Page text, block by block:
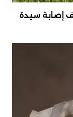
إصابة سيدة